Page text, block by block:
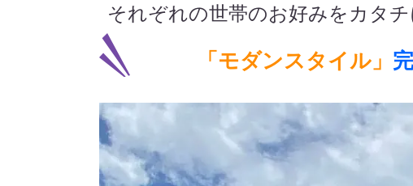
それぞれの世帯のお好みをカタ
「モダンスタイル」